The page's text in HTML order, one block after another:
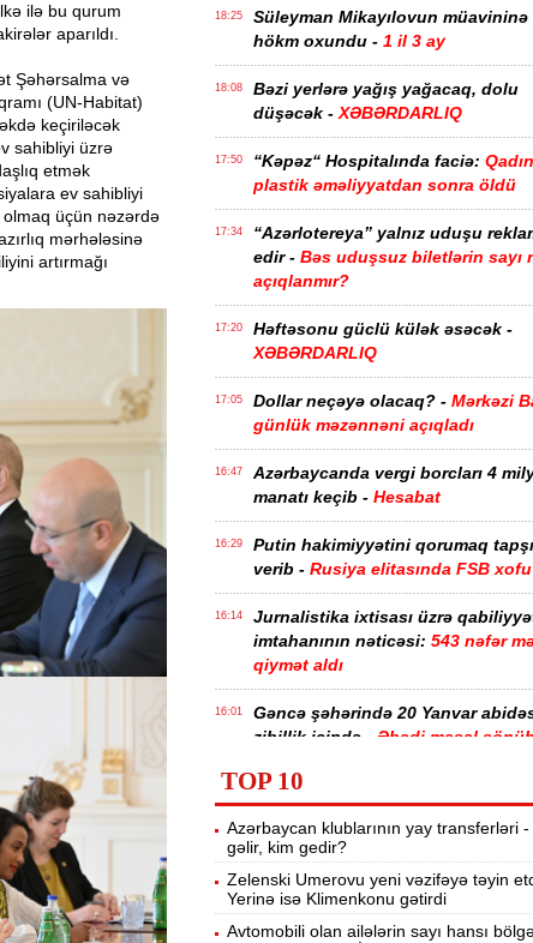
ilə bu qurum
aparıldı.
Şəhərsalma və
(UN-Habitat)
keçiriləcək
sahibliyi üzrə
etmək
ev sahibliyi
üçün nəzərdə
mərhələsinə
artırmağı
18:25
Süleyman Mikayılovun müavininə
hökm oxundu - 1 il 3 ay
18:08
Bəzi yerlərə yağış yağacaq, dolu
düşəcək - XƏBƏRDARLIQ
17:50 “Kəpəz“ Hospitalında faciə: Qadın
plastik əməliyyatdan sonra öldü
17:34
“Azərlotereya” yalnız uduşu
edir - Bəs uduşsuz biletlərin sayı
açıqlanmır?
17:20
Həftəsonu güclü külək əsəcək -
XƏBƏRDARLIQ
17:05 Dollar neçəyə olacaq? - Mərkəzi
günlük məzənnəni açıqladı
16:47
Azərbaycanda vergi borcları 4
manatı keçib - Hesabat
16:29
Putin hakimiyyətini qorumaq
verib - Rusiya elitasında FSB xofu
16:14
Jurnalistika ixtisası üzrə
imtahanının nəticəsi: 543 nəfər
qiymət aldı
16:01
Gəncə şəhərində 20 Yanvar
zibillik içində - Əbədi məşəl sönüb
15:45
Pakistan, Səudiyyə Ərəbistanı və
Türkiyə saziş imzalayıb -Birgə
haqqında
15:28
“Tarqovı”dakı yanğın
-VİDEOLAR
TOP 10
Azərbaycan klublarının yay transferləri -
gəlir, kim gedir?
Zelenski Umerovu yeni vəzifəyə təyin
Yerinə isə Klimenkonu gətirdi
Avtomobili olan ailələrin sayı hansı